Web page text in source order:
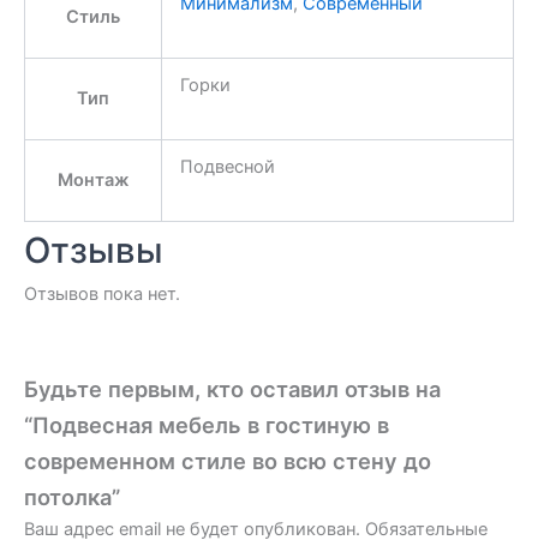
Стиль
Тип
Горки
Монтаж
Подвесной
Отзывы
Отзывов пока нет.
Будьте первым, кто оставил отзыв на
“Подвесная мебель в гостиную в
современном стиле во всю стену до
потолка”
Ваш адрес email не будет опубликован. Обязательные